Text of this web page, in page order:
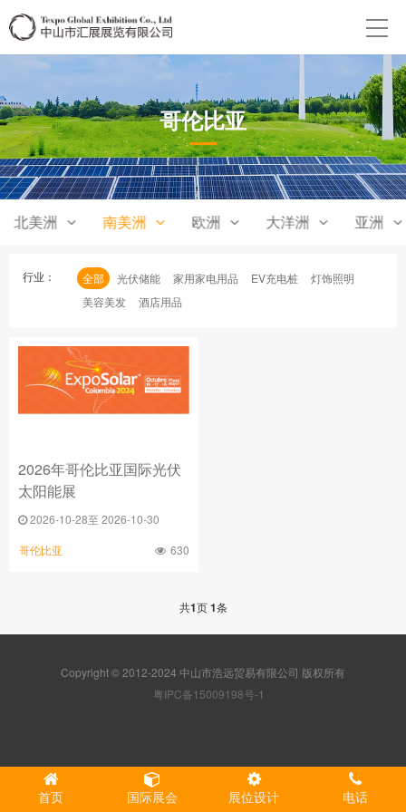
哥伦比亚
北美洲 南美洲 欧洲 大洋洲 亚洲
行业： 全部 光伏储能 家用家电用品 EV充电桩
灯饰照明
美容美发
酒店用品
2026年哥伦比亚国际光伏
太阳能展
2026-10-28至 2026-10-30
哥伦比亚 630
共1页1条
Copyright © 2012-2024 中山市浩远贸易有限公司 版权所有
粤IPC备15009198号-1
首页 国际展会 展位设计 电话